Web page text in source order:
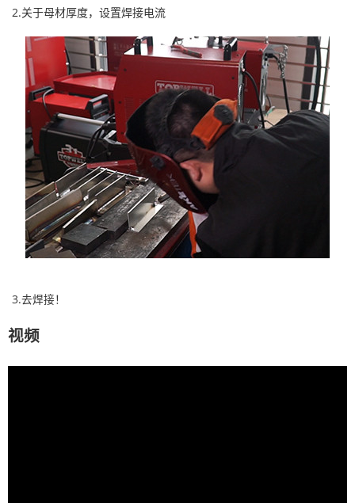
2.关于母材厚度， 设置焊接电流
3.去焊接！
视频